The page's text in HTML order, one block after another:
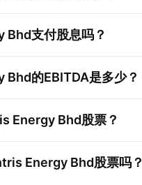
Bhd支付股息吗？
Bhd的EBITDA是多少？
Energy Bhd股票？
Energy Bhd股票吗？